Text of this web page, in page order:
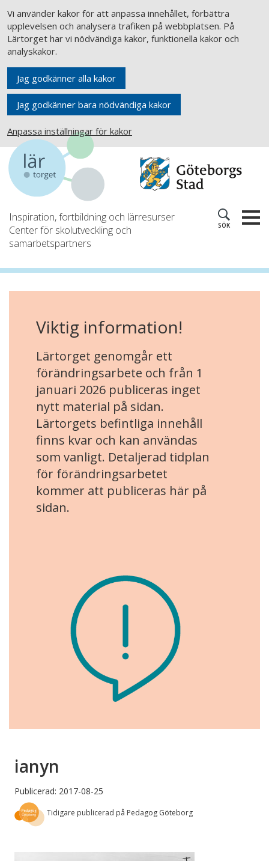
Vi använder kakor för att anpassa innehållet, förbättra
upplevelsen och analysera trafiken på webbplatsen. På
Lärtorget har vi nödvändiga kakor, funktionella kakor och
analyskakor.
Jag godkänner alla kakor
Jag godkänner bara nödvändiga kakor
Anpassa inställningar för kakor
Inspiration, fortbildning och lärresurser
Center för skolutveckling och
samarbetspartners
SÖK
Viktig information!
Lärtorget genomgår ett
förändringsarbete och från 1
januari 2026 publiceras inget
nytt material på sidan.
Lärtorgets befintliga innehåll
finns kvar och kan användas
som vanligt. Detaljerad tidplan
för förändringsarbetet
kommer att publiceras här på
sidan.
ianyn
Publicerad: 2017-08-25
Tidigare publicerad på Pedagog Göteborg